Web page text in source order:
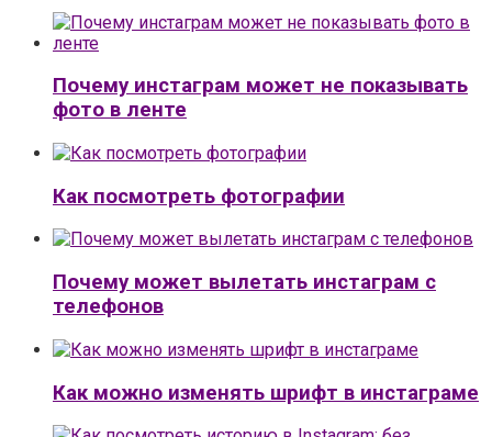
Почему инстаграм может не показывать
фото в ленте
Как посмотреть фотографии
Почему может вылетать инстаграм с
телефонов
Как можно изменять шрифт в инстаграме